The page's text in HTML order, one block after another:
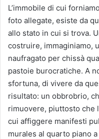
L’immobile di cui
foto allegate, esiste da
allo stato in cui si trova.
costruire, immaginiamo,
naufragato per chissà
pastoie burocratiche. A
sfortuna, di vivere da
risultato: un obbrobrio,
rimuovere, piuttosto che
cui affiggere manifesti
murales al quarto piano